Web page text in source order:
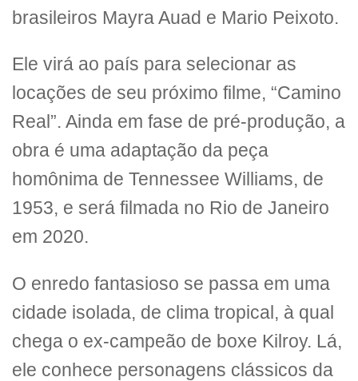
brasileiros Mayra Auad e Mario Peixoto.
Ele virá ao país para selecionar as
locações de seu próximo filme, “Camino
Real”. Ainda em fase de pré-produção, a
obra é uma adaptação da peça
homônima de Tennessee Williams, de
1953, e será filmada no Rio de Janeiro
em 2020.
O enredo fantasioso se passa em uma
cidade isolada, de clima tropical, à qual
chega o ex-campeão de boxe Kilroy. Lá,
ele conhece personagens clássicos da